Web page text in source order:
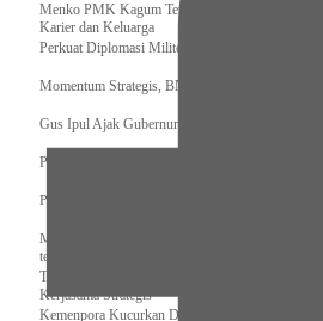
Menko PMK Kagum Terhadap Perempuan
Karier dan Keluarga
Perkuat Diplomasi Militer, Panglima TNI Terima
Momentum Strategis, BNPB Terima Kunjungan
Gus Ipul Ajak Gubernur dan Bupati/Wali Kota
Panglima TNI Sambut Kedatangan Presiden RI
Pengurus Pusat Pordasi Pacu Dapat Pesan dari Sri
Menag RI dan Dua Menteri Yordania Jalin
termasuk Beasiswa
Tiba di Tanah Air, Presiden Prabowo Subianto
Kerjasama Strategis
Kemenpora Kucurkan Dana untuk Pelatnas pada